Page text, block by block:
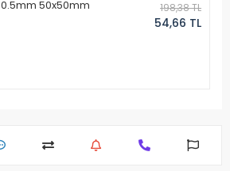
0.5mm 50x50mm
198,38 TL
54,66 TL